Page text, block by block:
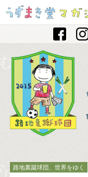
路地裏蹴球団、世界をゆく